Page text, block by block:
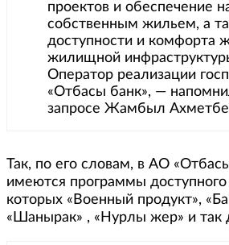
проектов и обеспечение
собственным жильем, а
доступности и комфорта
жилищной
Оператор реализации
«Отбасы банк», —
запросе Жамбыл
Так, по его словам, в АО
имеются программы
которых «Военный продукт»,
«Шанырак» , «Нурлы жер» и так